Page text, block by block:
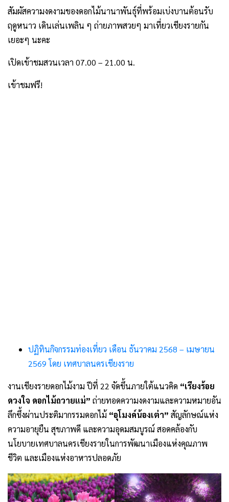
สัมผัสความงดงามของดอกไม้นานาพันธุ์ที่พร้อมเบ่งบานต้อนรับ
ฤดูหนาว เดินเล่นเพลิน ๆ ถ่ายภาพสวยๆ มาเที่ยวเชียงรายกัน
เยอะๆ นะคะ
เปิดเข้าชมสวนเวลา 07.00 – 21.00 น.
เข้าชมฟรี!
ปฏิทินกิจกรรมท่องเที่ยว เดือน ธันวาคม 2568 – เมษายน
2569 โดย เทศบาลนครเชียงราย
งานเชียงรายดอกไม้งาม ปีที่ 22 จัดขึ้นภายใต้แนวคิด “เรียงร้อย
ดวงใจ ดอกไม้ถวายแม่” ถ่ายทอดความงดงามและความหมายอัน
ลึกซึ้งผ่านประติมากรรมดอกไม้ “อุโมงค์น้องเต่า” สัญลักษณ์แห่ง
ความอายุยืน สุขภาพดี และความอุดมสมบูรณ์ สอดคล้องกับ
นโยบายเทศบาลนครเชียงรายในการพัฒนาเมืองแห่งคุณภาพ
ชีวิต และเมืองแห่งอาหารปลอดภัย